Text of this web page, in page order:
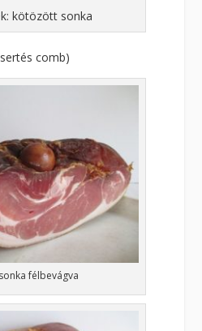
kötözött sonka
comb)
félbevágva